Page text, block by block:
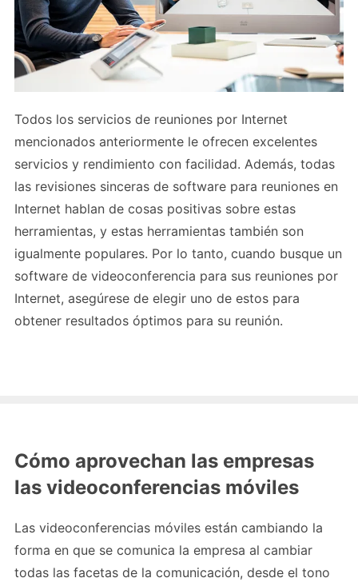
Todos los servicios de reuniones por Internet
mencionados anteriormente le ofrecen excelentes
servicios y rendimiento con facilidad. Además, todas
las revisiones sinceras de software para reuniones en
Internet hablan de cosas positivas sobre estas
herramientas, y estas herramientas también son
igualmente populares. Por lo tanto, cuando busque un
software de videoconferencia para sus reuniones por
Internet, asegúrese de elegir uno de estos para
obtener resultados óptimos para su reunión.
Cómo aprovechan las empresas
las videoconferencias móviles
Las videoconferencias móviles están cambiando la
forma en que se comunica la empresa al cambiar
todas las facetas de la comunicación, desde el tono